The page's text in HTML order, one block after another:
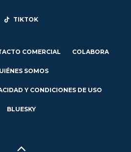
TIKTOK
COMERCIAL COLABORA
SOMOS
Y CONDICIONES DE USO
BLUESKY